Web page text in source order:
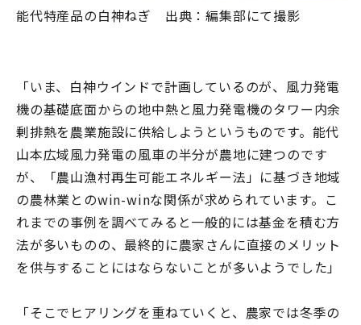
能代特産品の白神ねぎ 出典：編集部にて撮影
「いま、白神ウインドで計画しているのが、風力発電
機の基礎底面からの地中熱と風力発電機のタワー内余
剰排熱を農業施設に供給しようというものです。能代
山本広域風力発電の風車の半分が農地に建つのです
が、「農山漁村再生可能エネルギー法」に基づき地域
の農林業とのwin-winな関係が求められています。こ
れまでの事例を調べてみると一般的には基金を積む方
法が多いものの、最終的に農家さんに直接のメリット
を供与することにはならないことが多いようでした」
「そこでヒアリングを重ねていくと、農家では冬季の